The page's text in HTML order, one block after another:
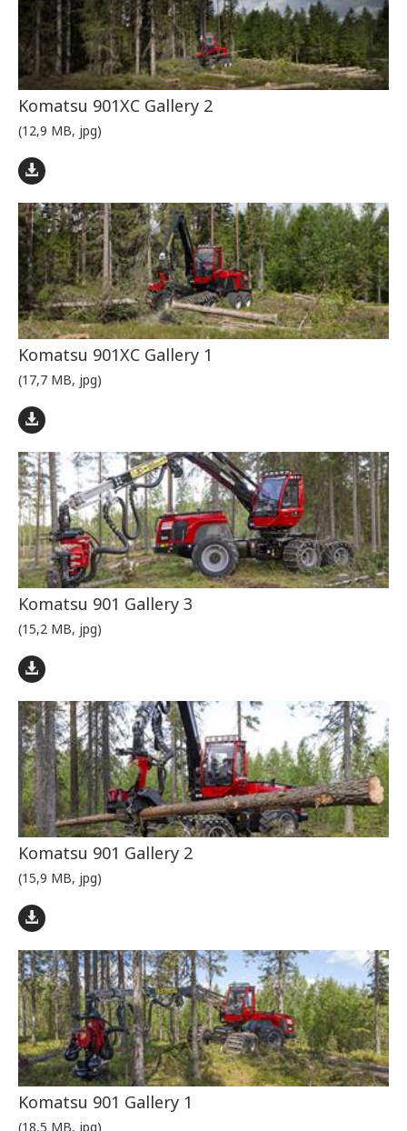
Komatsu 901XC Gallery 2
(12,9 MB, jpg)
Komatsu 901XC Gallery 1
(17,7 MB, jpg)
Komatsu 901 Gallery 3
(15,2 MB, jpg)
Komatsu 901 Gallery 2
(15,9 MB, jpg)
Komatsu 901 Gallery 1
(18,5 MB, jpg)